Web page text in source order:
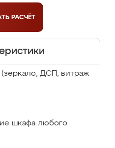
РАСЧЁТ
ДСП, витраж
шкафа любого